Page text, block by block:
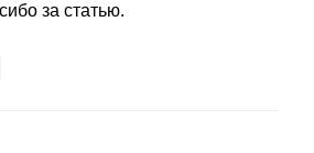
за статью.